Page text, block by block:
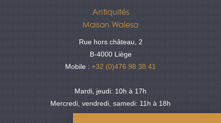
Antiquités
Maison Walesa
Rue hors château, 2
B-4000 Liège
Mobile : +32 (0)476 98 38 41
Mardi, jeudi: 10h à 17h
Mercredi, vendredi, samedi: 11h à 18h